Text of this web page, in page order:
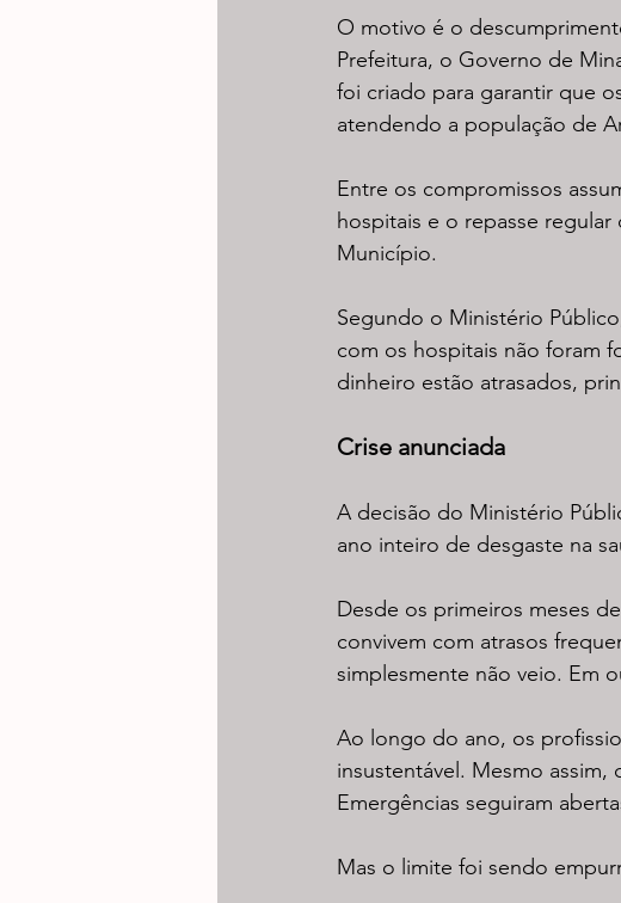
O motivo é o
Prefeitura, o Governo de
foi criado para garantir que
atendendo a população de
Entre os compromissos
hospitais e o repasse
Município.
Segundo o Ministério
com os hospitais não foram
dinheiro estão atrasados,
Crise anunciada
A decisão do Ministério
ano inteiro de desgaste na
Desde os primeiros meses
convivem com atrasos
simplesmente não veio. Em
Ao longo do ano, os
insustentável. Mesmo
Emergências seguiram
Mas o limite foi sendo